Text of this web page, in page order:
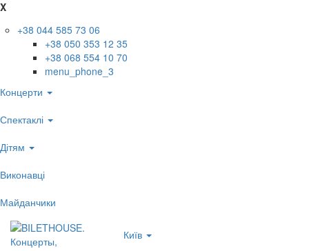
X
+38 044 585 73 06
+38 050 353 12 35
+38 068 554 10 70
menu_phone_3
Концерти
Спектаклі
Дітям
Виконавці
Майданчики
Київ